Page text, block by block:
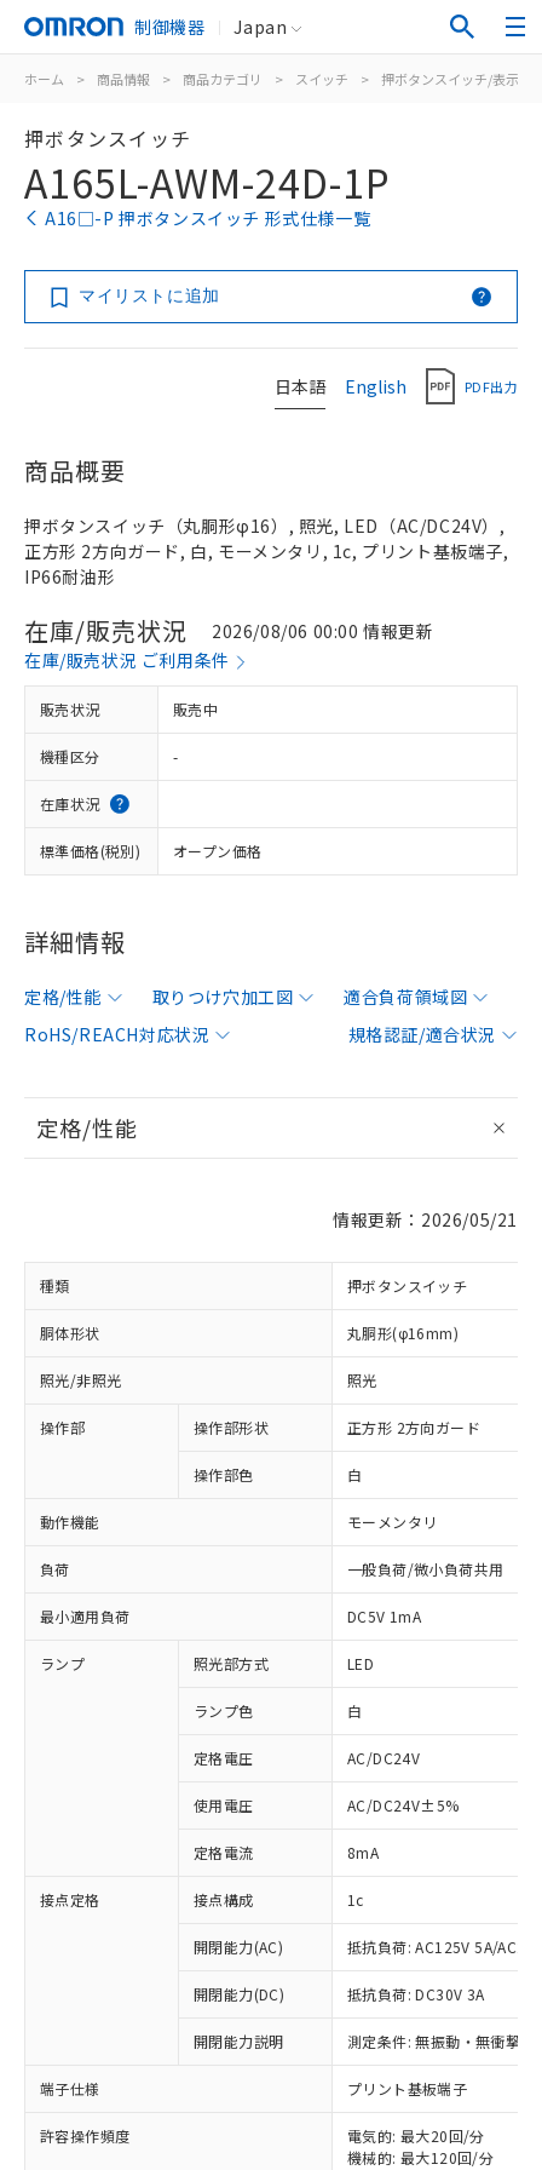
制御機器 Japan
ホーム > 商品情報 > 商品カテゴリ > スイッチ > 押ボタンスイッチ/表示灯
押ボタンスイッチ
A165L-AWM-24D-1P
A16□-P 押ボタンスイッチ 形式仕様一覧
マイリストに追加
日本語 English PDF出力
商品概要
押ボタンスイッチ（丸胴形φ16）, 照光, LED（AC/DC24V）,
正方形 2方向ガード, 白, モーメンタリ, 1c, プリント基板端子,
IP66耐油形
在庫/販売状況
2026/08/06 00:00 情報更新
在庫/販売状況 ご利用条件
販売状況 販売中
機種区分 -
在庫状況
標準価格(税別) オープン価格
詳細情報
定格/性能 取りつけ穴加工図
適合負荷領域図
RoHS/REACH対応状況
規格認証/適合状況
定格/性能
情報更新：2026/05/21
種類 押ボタンスイッチ
胴体形状 丸胴形(φ16mm)
照光/非照光 照光
操作部 操作部形状 正方形 2方向ガード
操作部色 白
動作機能 モーメンタリ
負荷 一般負荷/微小負荷共用
最小適用負荷 DC5V 1mA
ランプ 照光部方式 LED
ランプ色 白
定格電圧 AC/DC24V
使用電圧 AC/DC24V±5%
定格電流 8mA
接点定格 接点構成 1c
開閉能力(AC) 抵抗負荷: AC125V 5A/
開閉能力(DC) 抵抗負荷: DC30V 3A
開閉能力説明 測定条件: 無振動・無衝撃
端子仕様 プリント基板端子
許容操作頻度
電気的: 最大20回/分
機械的: 最大120回/分
※1 対応状況
対応済み：EU RoHS指令（10物質）の
非含有に対応した製品が提供可能な商品で
す。